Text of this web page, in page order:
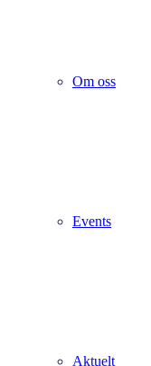
Om oss
Events
Aktuelt